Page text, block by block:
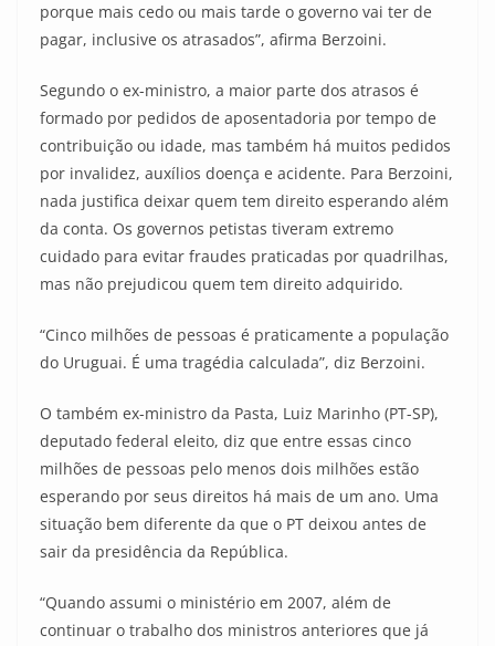
porque mais cedo ou mais tarde o governo vai ter de
pagar, inclusive os atrasados”, afirma Berzoini.
Segundo o ex-ministro, a maior parte dos atrasos é
formado por pedidos de aposentadoria por tempo de
contribuição ou idade, mas também há muitos pedidos
por invalidez, auxílios doença e acidente. Para Berzoini,
nada justifica deixar quem tem direito esperando além
da conta. Os governos petistas tiveram extremo
cuidado para evitar fraudes praticadas por quadrilhas,
mas não prejudicou quem tem direito adquirido.
“Cinco milhões de pessoas é praticamente a população
do Uruguai. É uma tragédia calculada”, diz Berzoini.
O também ex-ministro da Pasta, Luiz Marinho (PT-SP),
deputado federal eleito, diz que entre essas cinco
milhões de pessoas pelo menos dois milhões estão
esperando por seus direitos há mais de um ano. Uma
situação bem diferente da que o PT deixou antes de
sair da presidência da República.
“Quando assumi o ministério em 2007, além de
continuar o trabalho dos ministros anteriores que já